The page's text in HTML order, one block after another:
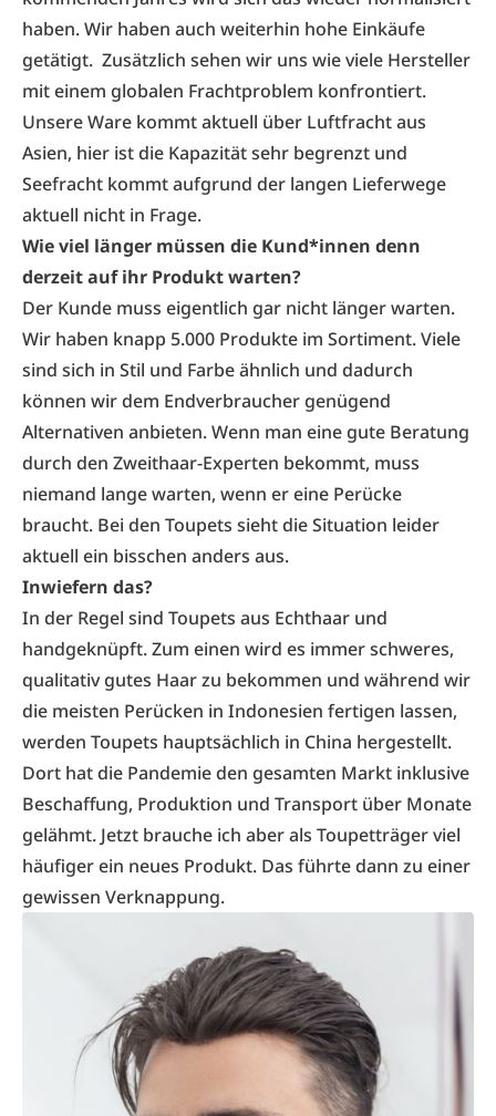
haben. Wir haben auch weiterhin hohe Einkäufe
getätigt. Zusätzlich sehen wir uns wie viele Hersteller
mit einem globalen Frachtproblem konfrontiert.
Unsere Ware kommt aktuell über Luftfracht aus
Asien, hier ist die Kapazität sehr begrenzt und
Seefracht kommt aufgrund der langen Lieferwege
aktuell nicht in Frage.
Wie viel länger müssen die Kund*innen denn
derzeit auf ihr Produkt warten?
Der Kunde muss eigentlich gar nicht länger warten.
Wir haben knapp 5.000 Produkte im Sortiment. Viele
sind sich in Stil und Farbe ähnlich und dadurch
können wir dem Endverbraucher genügend
Alternativen anbieten. Wenn man eine gute Beratung
durch den Zweithaar-Experten bekommt, muss
niemand lange warten, wenn er eine Perücke
braucht. Bei den Toupets sieht die Situation leider
aktuell ein bisschen anders aus.
Inwiefern das?
In der Regel sind Toupets aus Echthaar und
handgeknüpft. Zum einen wird es immer schweres,
qualitativ gutes Haar zu bekommen und während wir
die meisten Perücken in Indonesien fertigen lassen,
werden Toupets hauptsächlich in China hergestellt.
Dort hat die Pandemie den gesamten Markt inklusive
Beschaffung, Produktion und Transport über Monate
gelähmt. Jetzt brauche ich aber als Toupetträger viel
häufiger ein neues Produkt. Das führte dann zu einer
gewissen Verknappung.